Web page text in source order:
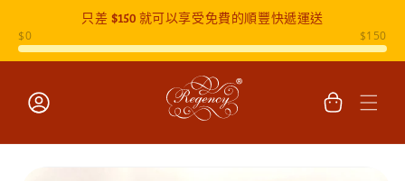
只差 $150就可以享受免費的順豐快遞運送
物